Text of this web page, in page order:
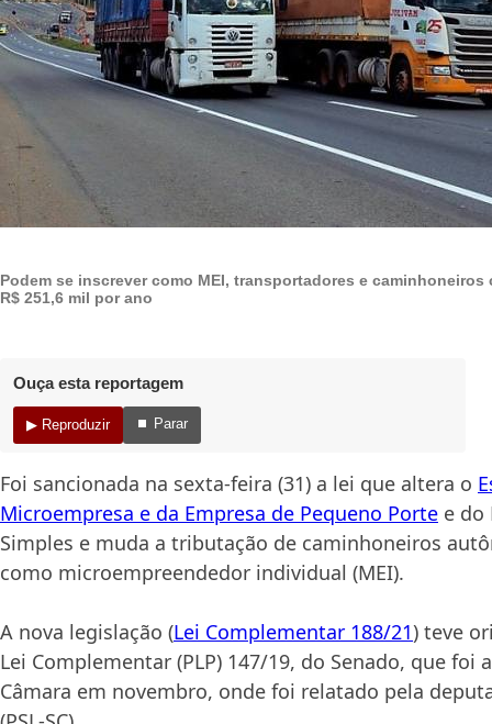
Podem se inscrever como MEI, transportadores e caminhoneiros
R$ 251,6 mil por ano
Ouça esta reportagem
▶ Reproduzir ⏹ Parar
Foi sancionada na sexta-feira (31) a lei que altera o
Microempresa e da Empresa de Pequeno Porte e do
Simples e muda a tributação de caminhoneiros
como microempreendedor individual (MEI).
A nova legislação (Lei Complementar 188/21) teve
Lei Complementar (PLP) 147/19, do Senado, que foi
Câmara em novembro, onde foi relatado pela